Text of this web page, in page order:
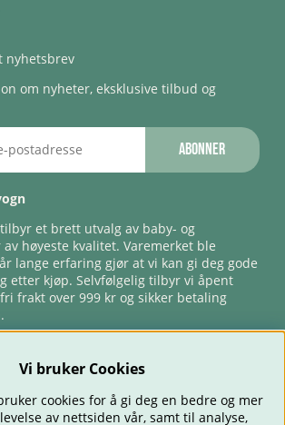
nyhetsbrev
om nyheter, eksklusive tilbud og
Abonner
et brett utvalg av baby- og
høyeste kvalitet. Varemerket ble
lange erfaring gjør at vi kan gi deg gode
etter kjøp. Selvfølgelig tilbyr vi åpent
frakt over 999 kr og sikker betaling
Vi bruker Cookies
cookies for å gi deg en bedre og mer
av nettsiden vår, samt til analyse,